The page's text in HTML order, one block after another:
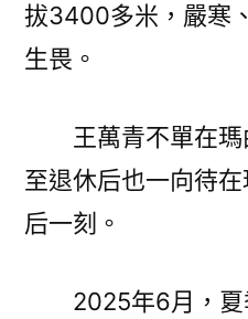
拔3400多米，嚴寒
生畏。
王萬青不單在
至退休后也一向待
后一刻。
2025年6月，